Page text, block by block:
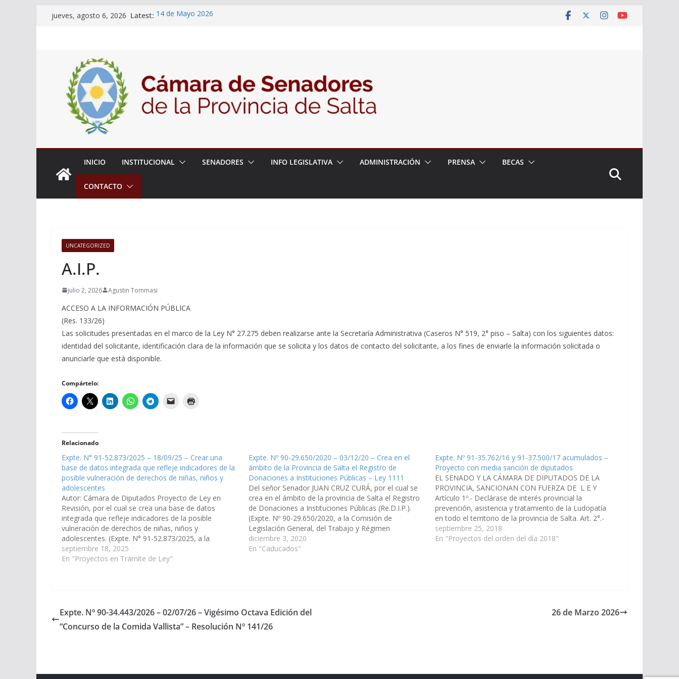
jueves, agosto 6, 2026 Latest: 14 de Mayo 2026
Adjudicacion Simple N° 27/26
INICIO INSTITUCIONAL SENADORES INFO LEGISLATIVA ADMINISTRACIÓN PRENSA BECAS
CONTACTO
UNCATEGORIZED
A.I.P.
julio 2, 2026 Agustin Tommasi
ACCESO A LA INFORMACIÓN PÚBLICA
(Res. 133/26)
Las solicitudes presentadas en el marco de la Ley N° 27.275 deben realizarse ante la Secretaría Administrativa (Caseros N° 519, 2° piso – Salta) con los siguientes datos:
identidad del solicitante, identificación clara de la información que se solicita y los datos de contacto del solicitante, a los fines de enviarle la información solicitada o
anunciarle que está disponible.
Compártelo:
Relacionado
Expte. N° 91-52.873/2025 – 18/09/25 – Crear una
base de datos integrada que refleje indicadores de la
posible vulneración de derechos de niñas, niños y
adolescentes
Autor: Cámara de Diputados Proyecto de Ley en
Revisión, por el cual se crea una base de datos
integrada que refleje indicadores de la posible
vulneración de derechos de niñas, niños y
adolescentes. (Expte. N° 91-52.873/2025, a la
Comisión de Derechos Humanos y Asuntos Indígenas
y a la Comisión de Legislación General,…
septiembre 18, 2025
En "Proyectos en Trámite de Ley"
Expte. Nº 90-29.650/2020 – 03/12/20 – Crea en el
ámbito de la Provincia de Salta el Registro de
Donaciones a Instituciones Públicas – Ley 1111
Del señor Senador JUAN CRUZ CURÁ, por el cual se
crea en el ámbito de la provincia de Salta el Registro
de Donaciones a Instituciones Públicas (Re.D.I.P.).
(Expte. Nº 90-29.650/2020, a la Comisión de
Legislación General, del Trabajo y Régimen
Previsional). Ley 1111, de fecha 03/03/2022.
PROYECTO DE LEY EL SENADO…
diciembre 3, 2020
En "Caducados"
Expte. Nº 91-35.762/16 y 91-37.500/17 acumulados –
Proyecto con media sanción de diputados
EL SENADO Y LA CÁMARA DE DIPUTADOS DE LA
PROVINCIA, SANCIONAN CON FUERZA DE L E Y
Artículo 1º.- Declárase de interés provincial la
prevención, asistencia y tratamiento de la Ludopatía
en todo el territorio de la provincia de Salta. Art. 2°.-
El Estado garantiza a todas las personas incluidas…
septiembre 25, 2018
En "Proyectos del orden del día 2018"
Expte. Nº 90-34.443/2026 – 02/07/26 – Vigésimo Octava Edición del
“Concurso de la Comida Vallista” – Resolución Nº 141/26
26 de Marzo 2026